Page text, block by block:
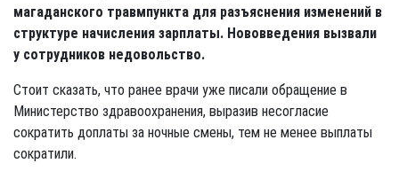
магаданского травмпункта для разъяснения изменений в
структуре начисления зарплаты. Нововведения вызвали
у сотрудников недовольство.
Стоит сказать, что ранее врачи уже писали обращение в
Министерство здравоохранения, выразив несогласие
сократить доплаты за ночные смены, тем не менее выплаты
сократили.